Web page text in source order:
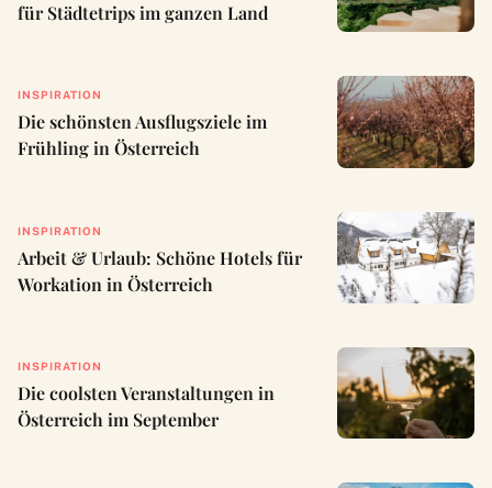
für Städtetrips im ganzen Land
INSPIRATION
Die schönsten Ausflugsziele im
Frühling in Österreich
INSPIRATION
Arbeit & Urlaub: Schöne Hotels für
Workation in Österreich
INSPIRATION
Die coolsten Veranstaltungen in
Österreich im September